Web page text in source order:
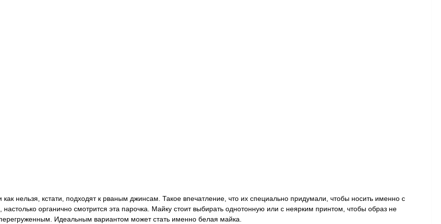
как нельзя, кстати, подходят к рваным джинсам. Такое впечатление, что их специально придумали, чтобы носить именно с
настолько органично смотрится эта парочка. Майку стоит выбирать однотонную или с неярким принтом, чтобы образ не
Идеальным вариантом может стать именно белая майка.